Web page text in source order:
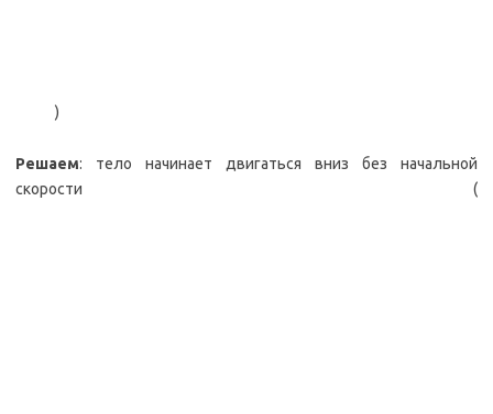
)
Решаем: тело начинает двигаться вниз без начальной
скорости (